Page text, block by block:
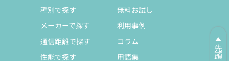
種別で探す
メーカーで探す
通信距離で探す
性能で探す
無料お試し
利用事例
コラム
用語集